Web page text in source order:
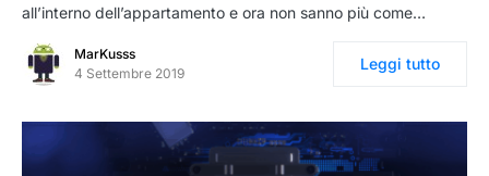
all’interno dell’appartamento e ora non sanno più come…
MarKusss
4 Settembre 2019
Leggi tutto